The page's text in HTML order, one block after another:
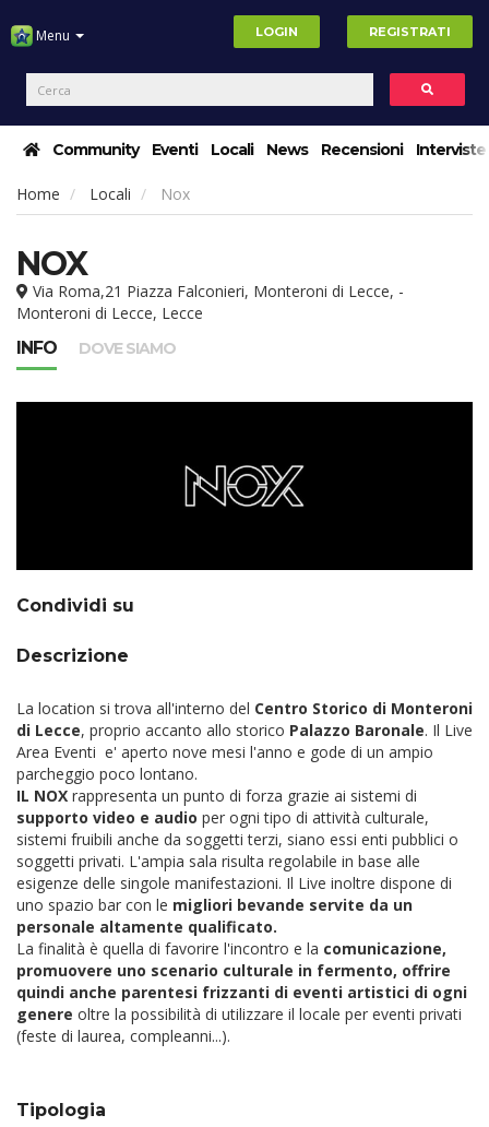
Menu LOGIN REGISTRATI
Community Eventi Locali News Recensioni Interviste
Home Locali Nox
NOX
Via Roma,21 Piazza Falconieri, Monteroni di Lecce, -
Monteroni di Lecce, Lecce
INFO
DOVE SIAMO
Condividi su
Descrizione
La location si trova all'interno del Centro Storico di Monteroni
di Lecce, proprio accanto allo storico Palazzo Baronale. Il Live
Area Eventi e' aperto nove mesi l'anno e gode di un ampio
parcheggio poco lontano.
IL NOX rappresenta un punto di forza grazie ai sistemi di
supporto video e audio per ogni tipo di attività culturale,
sistemi fruibili anche da soggetti terzi, siano essi enti pubblici o
soggetti privati. L'ampia sala risulta regolabile in base alle
esigenze delle singole manifestazioni. Il Live inoltre dispone di
uno spazio bar con le migliori bevande servite da un
personale altamente qualificato.
La finalità è quella di favorire l'incontro e la comunicazione,
promuovere uno scenario culturale in fermento, offrire
quindi anche parentesi frizzanti di eventi artistici di ogni
genere oltre la possibilità di utilizzare il locale per eventi privati
(feste di laurea, compleanni...).
Tipologia